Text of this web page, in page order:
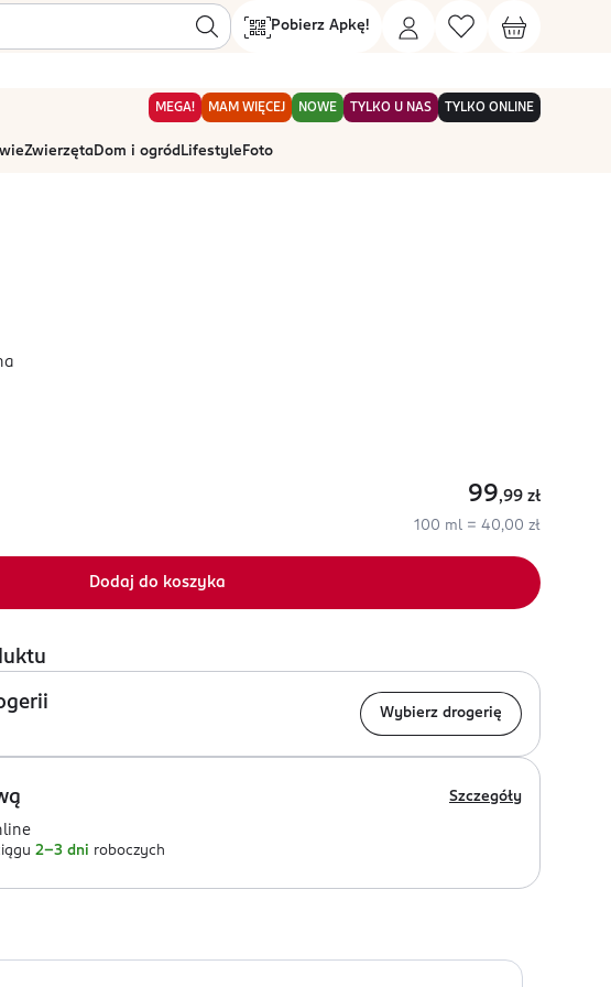
Pobierz Apkę!
MEGA! MAM WIĘCEJ NOWE TYLKO U NAS TYLKO ONLINE
ZwierzętaDom i ogród Lifestyle Foto
99,99 zł
100 ml = 40,00 zł
Dodaj do koszyka
Wybierz drogerię
Szczegóły
2-3 dni roboczych